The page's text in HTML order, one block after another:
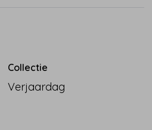
Collectie
Verjaardag